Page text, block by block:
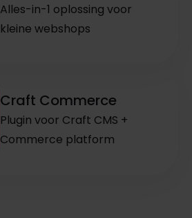
Alles-in-1 oplossing voor
kleine webshops
Craft Commerce
Plugin voor Craft CMS +
Commerce platform